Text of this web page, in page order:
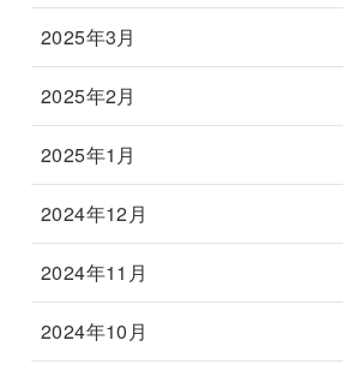
2025年3月
2025年2月
2025年1月
2024年12月
2024年11月
2024年10月